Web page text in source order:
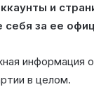
и
за ее
информация
в целом.